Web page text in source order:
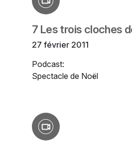
7 Les trois cloches
27 février 2011
Podcast:
Spectacle de Noël